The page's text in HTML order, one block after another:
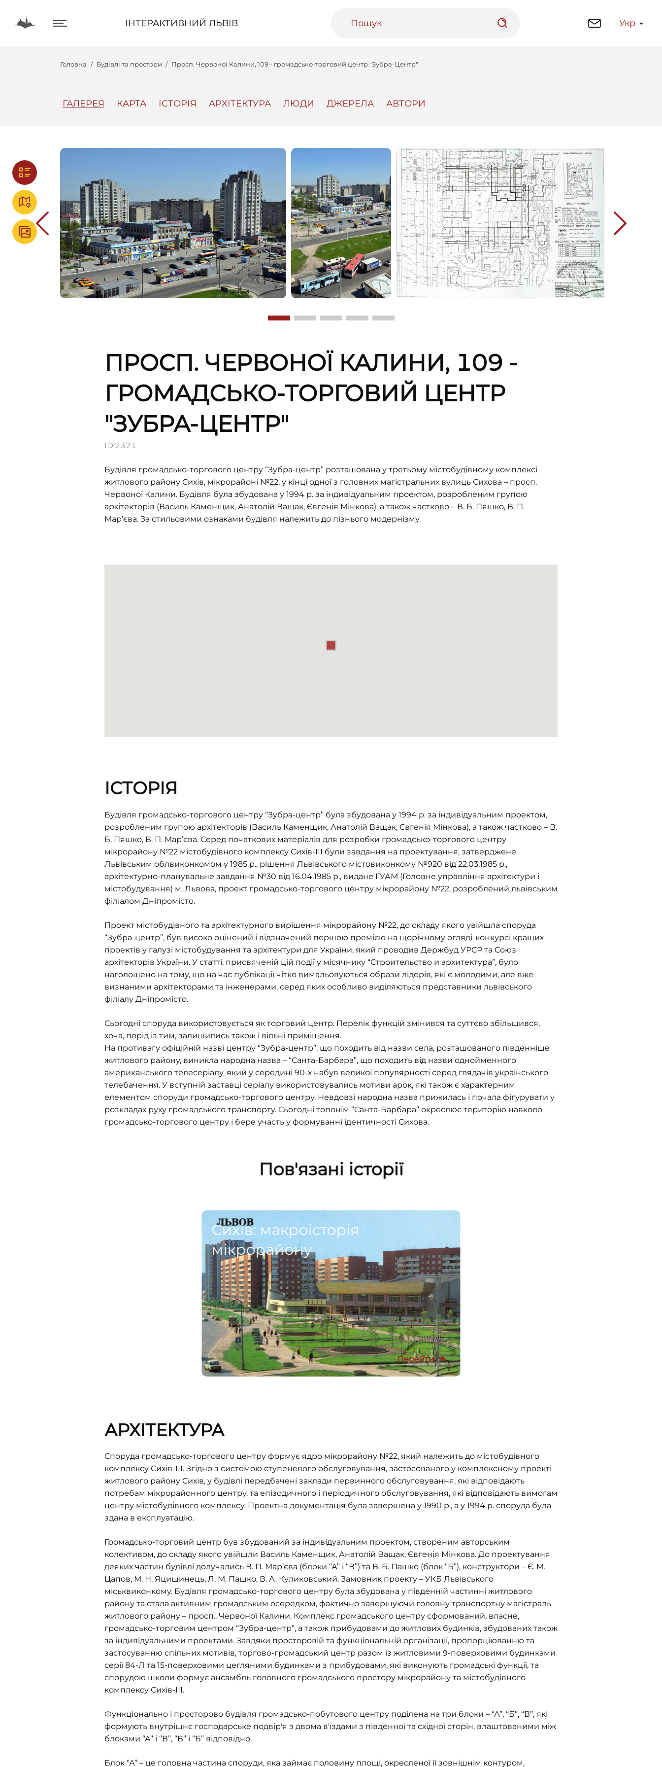
ІНТЕРАКТИВНИЙ ЛЬВІВ Укр
ІНТЕРАКТИВНИЙ ЛЬВІВ
Головна Будівлі та простори Просп. Червоної Калини, 109 - громадсько-торговий центр "Зубра-Центр"
ГАЛЕРЕЯ КАРТА ІСТОРІЯ АРХІТЕКТУРА ЛЮДИ ДЖЕРЕЛА АВТОРИ
ПРОСП. ЧЕРВОНОЇ КАЛИНИ, 109 -
ГРОМАДСЬКО-ТОРГОВИЙ ЦЕНТР
"ЗУБРА-ЦЕНТР"
ID:2321
Будівля громадсько-торгового центру “Зубра-центр” розташована у третьому містобудівному комплексі
житлового району Сихів, мікрорайоні №22, у кінці одної з головних магістральних вулиць Сихова – просп.
Червоної Калини. Будівля була збудована у 1994 р. за індивідуальним проектом, розробленим групою
архітекторів (Василь Каменщик, Анатолій Ващак, Євгенія Мінкова), а також частково – В. Б. Пяшко, В. П.
Мар’єва. За стильовими ознаками будівля належить до пізнього модернізму.
ІСТОРІЯ
Будівля громадсько-торгового центру “Зубра-центр” була збудована у 1994 р. за індивідуальним проектом,
розробленим групою архітекторів (Василь Каменщик, Анатолій Ващак, Євгенія Мінкова), а також частково – В.
Б. Пяшко, В. П. Мар’єва. Серед початкових матеріалів для розробки громадсько-торгового центру
мікрорайону №22 мicтобудівного комплексу Сихів-ІІІ були завдання на проектування, затверджене
Львівським облвиконкомом у 1985 р., рішення Львівського містовиконкому №920 від 22.03.1985 р.,
архітектурно-планувальне завдання №30 від 16.04.1985 р., видане ГУАМ (Головне управління архітектури і
містобудування) м. Львова, проект громадсько-торгового центру мікрорайону №22, розроблений львівським
філіалом Дніпромісто.
Проект містобудівного та архітектурного вирішення мікрорайону №22, до складу якого увійшла споруда
“Зубра-центр”, був високо оцінений і відзначений першою премією на щорічному огляді-конкурсі кращих
проектів у галузі містобудування та архітектури для України, який проводив Держбуд УРСР та Союз
архітекторів України. У статті, присвяченій цій події у місячнику “Строительство и архитектура”, було
наголошено на тому, що на час публікації чітко вимальовуються образи лідерів, які є молодими, але вже
визнаними архітекторами та інженерами, серед яких особливо виділяються представники львівського
філіалу Дніпромісто.
Сьогодні споруда використовується як торговий центр. Перелік функцій змінився та суттєво збільшився,
хоча, порід із тим, залишились також і вільні приміщення.
На противагу офіційній назві центру “Зубра-центр”, що походить від назви села, розташованого південніше
житлового району, виникла народна назва – “Санта-Барбара”, що походить від назви однойменного
американського телесеріалу, який у середині 90-х набув великої популярності серед глядачів українського
телебачення. У вступній заставці серіалу використовувались мотиви арок, які також є характерним
елементом споруди громадсько-торгового центру. Невдовзі народна назва прижилась і почала фігурувати у
розкладах руху громадського транспорту. Сьогодні топонім “Санта-Барбара” окреслює територію навколо
громадсько-торгового центру і бере участь у формуванні ідентичності Сихова.
Пов'язані історії
Сихів: макроісторія
мікрорайону
Перейти
АРХІТЕКТУРА
Споруда громадсько-торгового центру формує ядро мікрорайону №22, який належить до містобудівного
комплексу Сихів-ІІІ. Згідно з системою ступеневого обслуговування, застосованого у комплексному проекті
житлового району Сихів, у будівлі передбачені заклади первинного обслуговування, які відповідають
потребам мікрорайонного центру, та епізодичного і періодичного обслуговування, які відповідають вимогам
центру містобудівного комплексу. Проектна документація була завершена у 1990 р., а у 1994 р. споруда була
здана в експлуатацію.
Громадсько-торговий центр був збудований за індивідуальним проектом, створеним авторським
колективом, до складу якого увійшли Василь Каменщик, Анатолій Ващак, Євгенія Мінкова. До проектування
деяких частин будівлі долучались В. П. Мар’єва (блоки “А” і “В”) та В. Б. Пашко (блок “Б”), конструктори – Є. М.
Цапов, М. Н. Яцишинець, Л. М. Пашко, В. А. Куликовський. Замовник проекту – УКБ Львівського
міськвиконкому. Будівля громадсько-торгового центру була збудована у південній частинні житлового
району та стала активним громадським осередком, фактично завершуючи головну транспортну магістраль
житлового району – просп.. Червоної Калини. Комплекс громадського центру сформований, власне,
громадсько-торговим центром “Зубра-центр”, а також прибудовами до житлових будинків, збудованих також
за індивідуальними проектами. Завдяки просторовій та функціональній організації, пропорціюванню та
застосуванню спільних мотивів, торгово-громадський центр разом із житловими 9-поверховими будинками
серії 84-Л та 15-поверховими цегляними будинками з прибудовами, які виконують громадські функції, та
спорудою школи формує ансамбль головного громадського простору мікрорайону та містобудівного
комплексу Сихів-ІІІ.
Функціонально і просторово будівля громадсько-побутового центру поділена на три блоки – “А”, “Б”, “В”, які
формують внутрішнє господарське подвір'я з двома в'їздами з південної та східної сторін, влаштованими між
блоками “А” і “В”, “В” і “Б” відповідно.
Блок “А” – це головна частина споруди, яка займає половину площі, окресленої її зовнішнім контуром,